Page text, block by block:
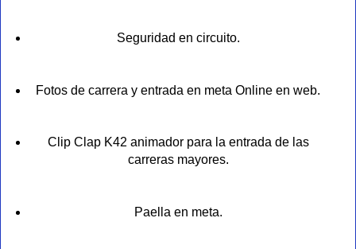
Seguridad en circuito.
Fotos de carrera y entrada en meta Online en web.
Clip Clap K42 animador para la entrada de las
carreras mayores.
Paella en meta.